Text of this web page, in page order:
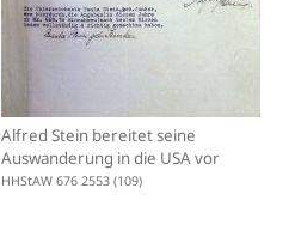
Alfred Stein bereitet seine
Auswanderung in die USA vor
HHStAW 676 2553 (109)